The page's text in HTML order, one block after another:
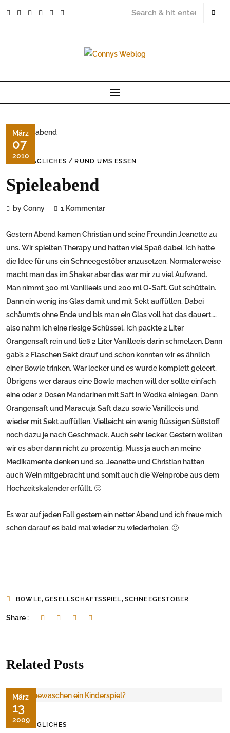
März
07
2010
ALLTÄGLICHES / RUND UMS ESSEN
Spieleabend
by Conny 1 Kommentar
Gestern Abend kamen Christian und seine Freundin Jeanette zu
uns. Wir spielten Therapy und hatten viel Spaß dabei. Ich hatte
die Idee für uns ein Schneegestöber anzusetzen. Normalerweise
macht man das im Shaker aber das war mir zu viel Aufwand.
Man nimmt 300 ml Vanilleeis und 200 ml O-Saft. Gut schütteln.
Dann ein wenig ins Glas damit und mit Sekt auffüllen. Dabei
schäumt’s ohne Ende und bis man ein Glas voll hat das dauert….
also nahm ich eine riesige Schüssel. Ich packte 2 Liter
Orangensaft rein und ließ 2 Liter Vanilleeis darin schmelzen. Dann
gab’s 2 Flaschen Sekt drauf und schon konnten wir es ähnlich
einer Bowle trinken. War lecker und es wurde komplett geleert.
Übrigens wer daraus eine Bowle machen will der sollte einfach
eine oder 2 Dosen Mandarinen mit Saft in Wodka einlegen. Dann
Orangensaft und Maracuja Saft dazu sowie Vanilleeis und
wieder mit Sekt auffüllen. Vielleicht ein wenig flüssigen Süßstoff
noch dazu je nach Geschmack. Auch sehr lecker. Gestern wollten
wir es aber dann nicht zu prozentig. Muss ja auch an meine
Medikamente denken und so. Jeanette und Christian hatten
auch Wein mitgebracht und somit auch die Weinprobe aus dem
Hochzeitskalender erfüllt. 🙂
Es war auf jeden Fall gestern ein netter Abend und ich freue mich
schon darauf es bald mal wieder zu wiederholen. 🙂
BOWLE, GESELLSCHAFTSSPIEL, SCHNEEGESTÖBER
Share :
Related Posts
März
13
2009
ALLTÄGLICHES